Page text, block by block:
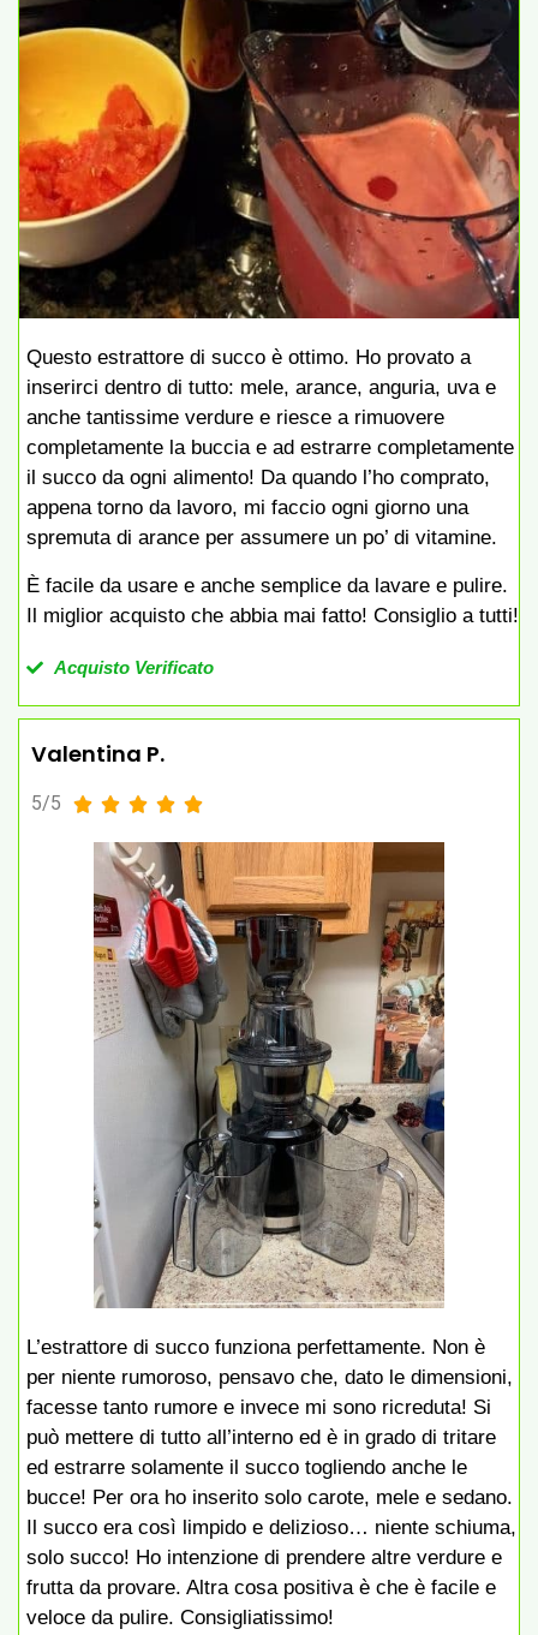
Questo estrattore di succo è ottimo. Ho provato a
inserirci dentro di tutto: mele, arance, anguria, uva e
anche tantissime verdure e riesce a rimuovere
completamente la buccia e ad estrarre completamente
il succo da ogni alimento! Da quando l’ho comprato,
appena torno da lavoro, mi faccio ogni giorno una
spremuta di arance per assumere un po’ di vitamine.
È facile da usare e anche semplice da lavare e pulire.
Il miglior acquisto che abbia mai fatto! Consiglio a tutti!
Acquisto Verificato
Valentina P.
5/5     
L’estrattore di succo funziona perfettamente. Non è
per niente rumoroso, pensavo che, dato le dimensioni,
facesse tanto rumore e invece mi sono ricreduta! Si
può mettere di tutto all’interno ed è in grado di tritare
ed estrarre solamente il succo togliendo anche le
bucce! Per ora ho inserito solo carote, mele e sedano.
Il succo era così limpido e delizioso… niente schiuma,
solo succo! Ho intenzione di prendere altre verdure e
frutta da provare. Altra cosa positiva è che è facile e
veloce da pulire. Consigliatissimo!